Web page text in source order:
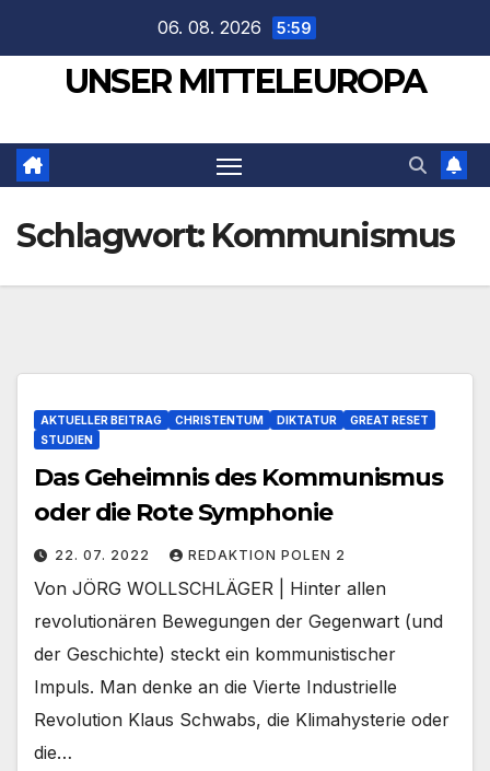
springen
06. 08. 2026 5:59
UNSER MITTELEUROPA
Schlagwort: Kommunismus
AKTUELLER BEITRAG CHRISTENTUM DIKTATUR
GREAT RESET
STUDIEN
Das Geheimnis des Kommunismus
oder die Rote Symphonie
22. 07. 2022 REDAKTION POLEN 2
Von JÖRG WOLLSCHLÄGER | Hinter allen
revolutionären Bewegungen der Gegenwart (und
der Geschichte) steckt ein kommunistischer
Impuls. Man denke an die Vierte Industrielle
Revolution Klaus Schwabs, die Klimahysterie oder
die…